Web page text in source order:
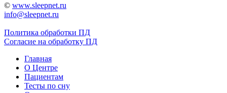
© www.sleepnet.ru
info@sleepnet.ru
Политика обработки ПД
Согласие на обработку ПД
Главная
О Центре
Пациентам
Тесты по сну